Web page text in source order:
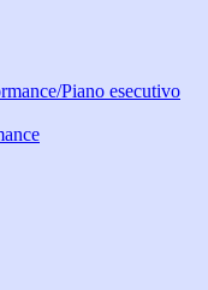
Piano esecutivo